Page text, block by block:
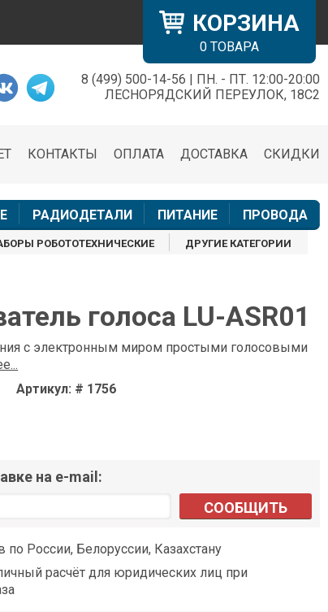
КОРЗИНА
0 ТОВАРА
8 (499) 500-14-56 | ПН. - ПТ. 12:00-20:00
ЛЕСНОРЯДСКИЙ ПЕРЕУЛОК, 18С2
СКИДКИ
ДОСТАВКА
ОПЛАТА
КОНТАКТЫ
РАДИОДЕТАЛИ ПИТАНИЕ ПРОВОДА
РОБОТОТЕХНИЧЕСКИЕ ДРУГИЕ КАТЕГОРИИ
голоса LU-ASR01
с электронным миром простыми голосовыми
Артикул: # 1756
на e-mail:
СООБЩИТЬ
по России, Белоруссии, Казахстану
расчёт для юридических лиц при